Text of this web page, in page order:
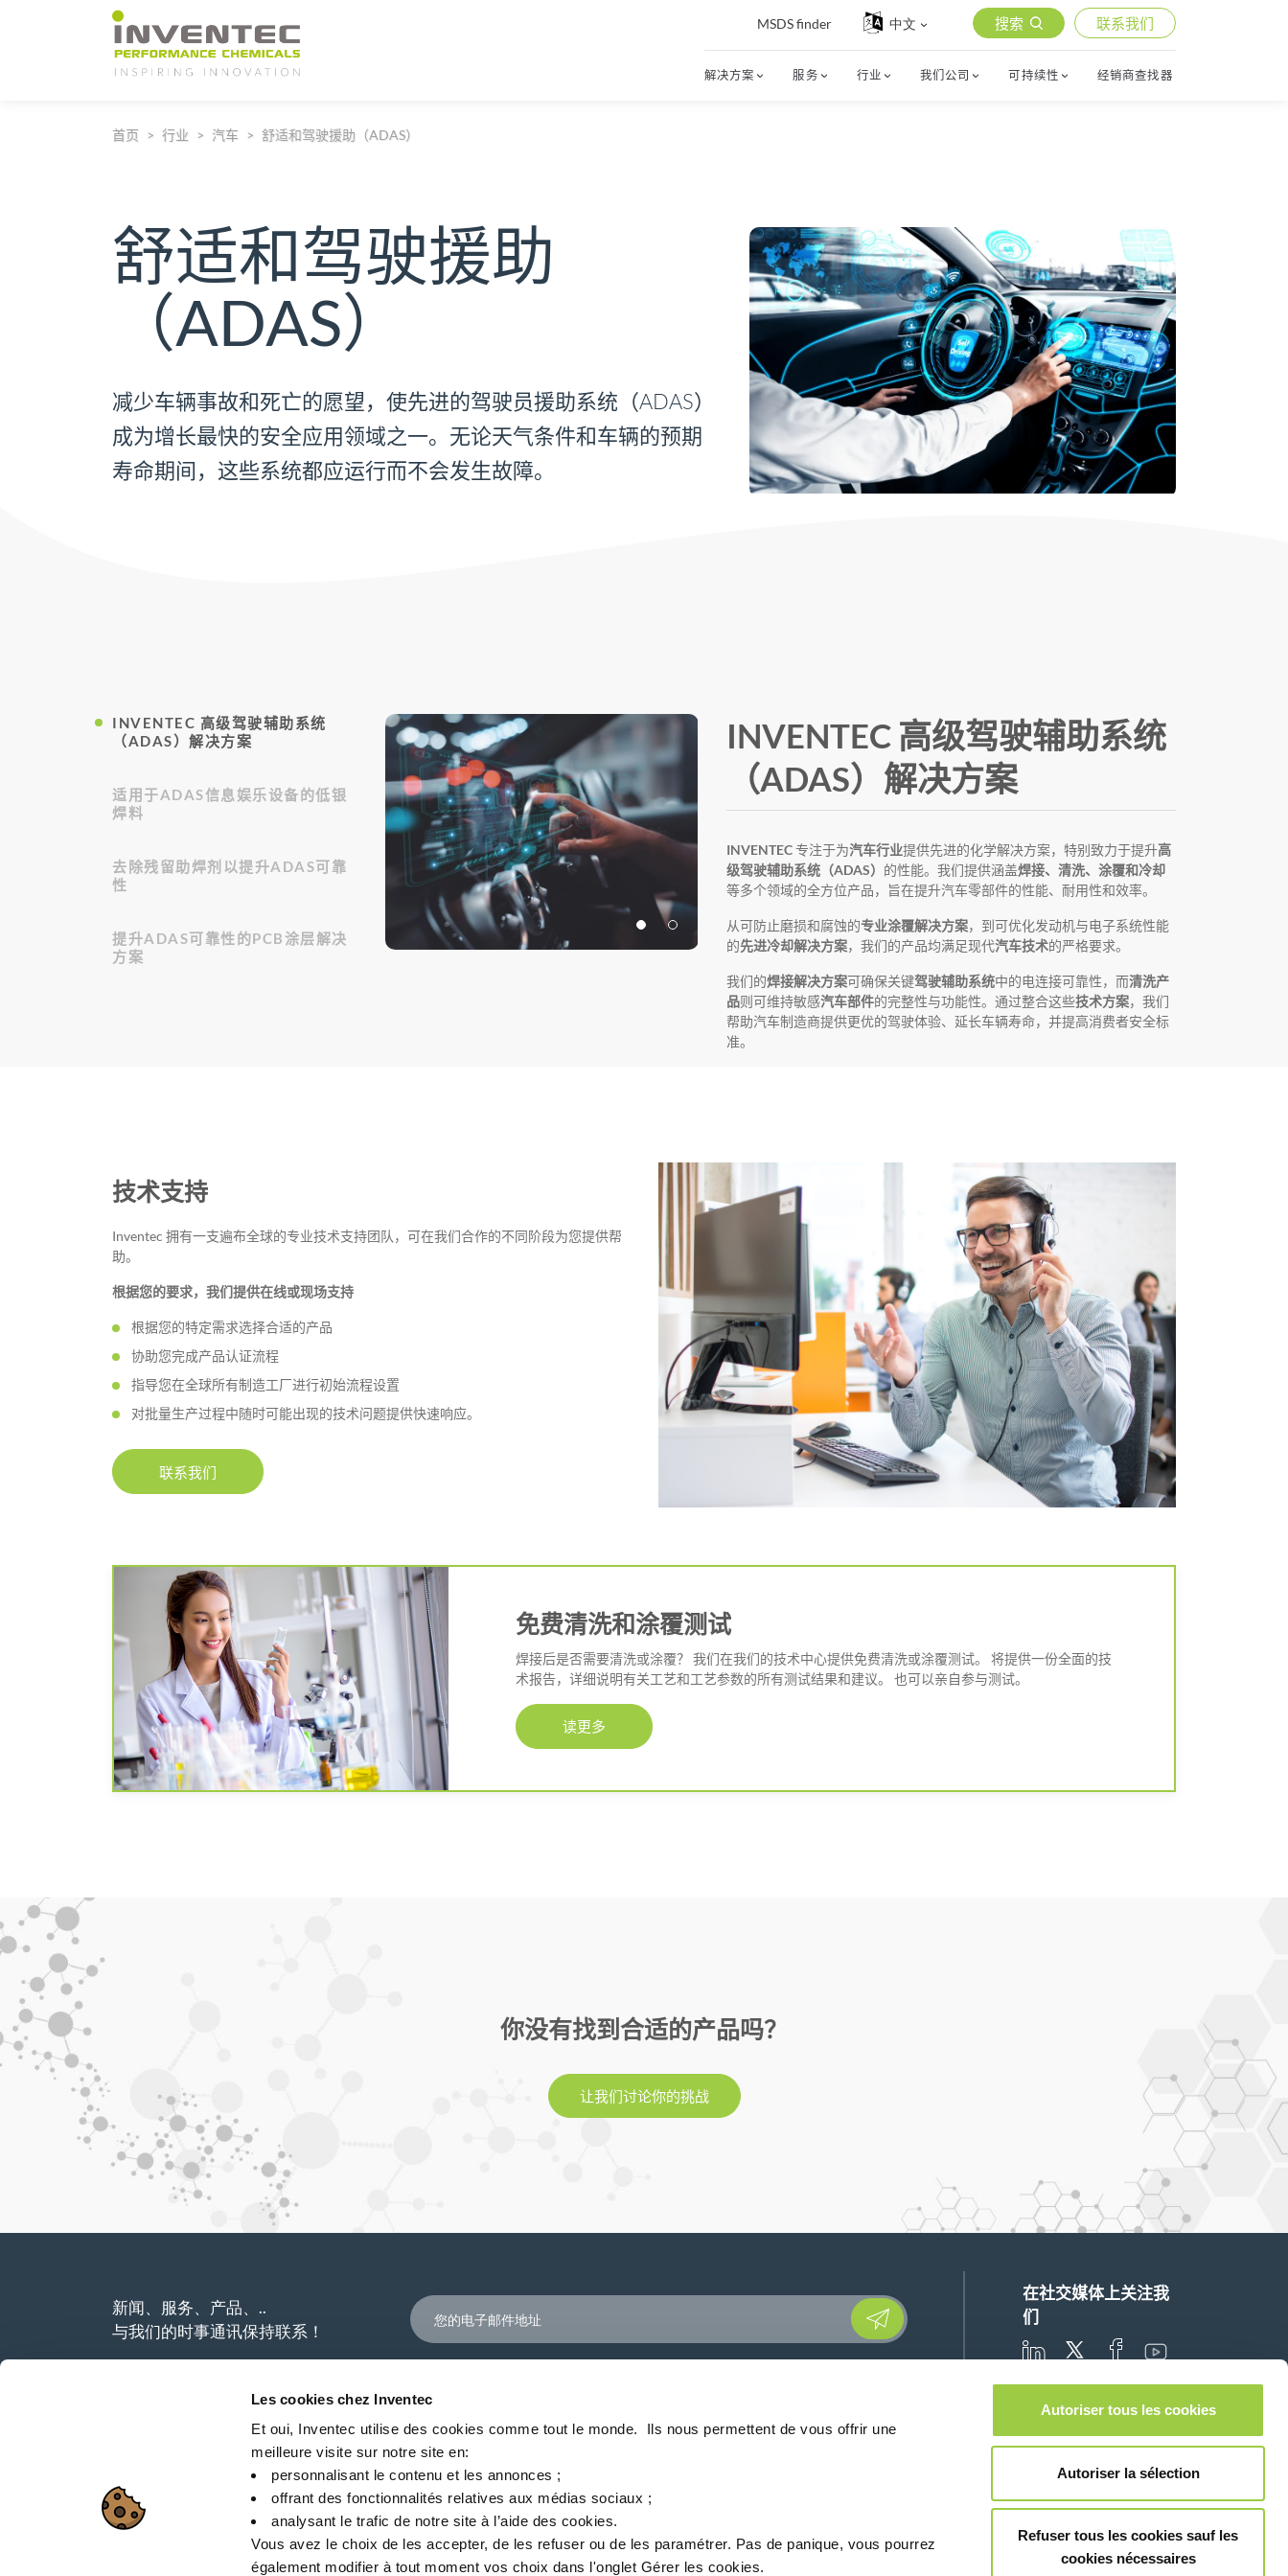
Les cookies chez Inventec
Et oui, Inventec utilise des cookies comme tout le monde. ​ Ils nous permettent de vous offrir une
meilleure visite sur notre site en:​
personnalisant le contenu et les annonces ;​
offrant des fonctionnalités relatives aux médias sociaux ; ​
analysant le trafic de notre site à l’aide des cookies.​
Vous avez le choix de les accepter, de les refuser ou de les paramétrer.​ Pas de panique, vous pourrez
également modifier à tout moment vos choix dans l'onglet Gérer les cookies.​ ​ ​
Autoriser tous les cookies
Autoriser la sélection
Refuser tous les cookies sauf les
cookies nécessaires
Main Navigation
MSDS finder 中文 搜索 联系我们
解决方案 服务 行业 我们公司 可持续性 经销商查找器
首页 行业 汽车 舒适和驾驶援助（ADAS）
舒适和驾驶援助
（ADAS）
减少车辆事故和死亡的愿望，使先进的驾驶员援助系统（ADAS）
成为增长最快的安全应用领域之一。无论天气条件和车辆的预期
寿命期间，这些系统都应运行而不会发生故障。
INVENTEC 高级驾驶辅助系统
（ADAS）解决方案
适用于ADAS信息娱乐设备的低银
焊料
去除残留助焊剂以提升ADAS可靠
性
提升ADAS可靠性的PCB涂层解决
方案
INVENTEC 高级驾驶辅助系统
（ADAS）解决方案
INVENTEC专注于为汽车行业提供先进的化学解决方案，特别致力于提升高
级驾驶辅助系统（ADAS） 的性能。我们提供涵盖焊接、清洗、涂覆和冷却
等多个领域的全方位产品，旨在提升汽车零部件的性能、耐用性和效率。
从可防止磨损和腐蚀的专业涂覆解决方案，到可优化发动机与电子系统性能
的先进冷却解决方案，我们的产品均满足现代汽车技术的严格要求。
我们的焊接解决方案可确保关键驾驶辅助系统中的电连接可靠性，而清洗产
品则可维持敏感汽车部件的完整性与功能性。通过整合这些技术方案，我们
帮助汽车制造商提供更优的驾驶体验、延长车辆寿命，并提高消费者安全标
准。
技术支持
Inventec 拥有一支遍布全球的专业技术支持团队，可在我们合作的不同阶段为您提供帮
助。
根据您的要求，我们提供在线或现场支持
根据您的特定需求选择合适的产品
协助您完成产品认证流程
指导您在全球所有制造工厂进行初始流程设置
对批量生产过程中随时可能出现的技术问题提供快速响应。
联系我们
免费清洗和涂覆测试
焊接后是否需要清洗或涂覆？ 我们在我们的技术中心提供免费清洗或涂覆测试。 将提供一份全面的技
术报告，详细说明有关工艺和工艺参数的所有测试结果和建议。 也可以亲自参与测试。
读更多
你没有找到合适的产品吗？
让我们讨论你的挑战
新闻、服务、产品、..
与我们的时事通讯保持联系！
Please leave this field empty.
在社交媒体上关注我
们
站点地图 关于Inventec
26 Rue des Coulons - 94360 Bry-sur-Marne - 法国 +33 (0)1 43 98 75 00 © Copyright 2026 法律信息和隐私声明